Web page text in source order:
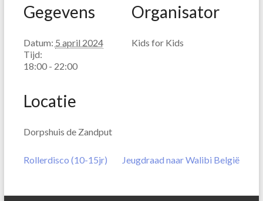
Gegevens
Datum: 5 april 2024
Tijd:
18:00 - 22:00
Organisator
Kids for Kids
Locatie
Dorpshuis de Zandput
Rollerdisco (10-15jr) Jeugdraad naar Walibi België